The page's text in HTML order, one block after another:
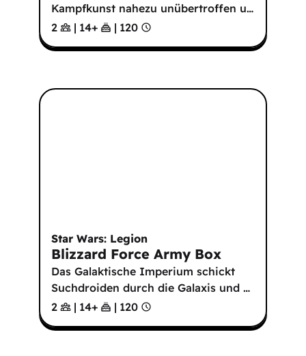
Kampfkunst nahezu unübertroffen u…
2
| 14+ | 120
Star Wars: Legion
Blizzard Force Army Box
Das Galaktische Imperium schickt
Suchdroiden durch die Galaxis und …
2
| 14+ | 120